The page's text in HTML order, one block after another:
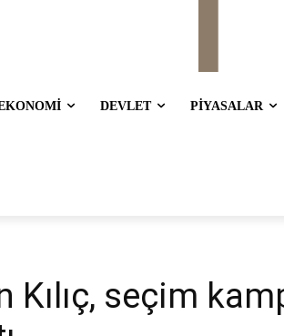
DEVLET PİYASALAR
Kılıç, seçim